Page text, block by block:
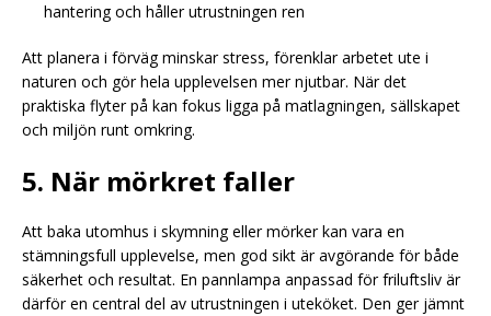
hantering och håller utrustningen ren
Att planera i förväg minskar stress, förenklar arbetet ute i
naturen och gör hela upplevelsen mer njutbar. När det
praktiska flyter på kan fokus ligga på matlagningen, sällskapet
och miljön runt omkring.
5. När mörkret faller
Att baka utomhus i skymning eller mörker kan vara en
stämningsfull upplevelse, men god sikt är avgörande för både
säkerhet och resultat. En pannlampa anpassad för friluftsliv är
därför en central del av utrustningen i uteköket. Den ger jämnt